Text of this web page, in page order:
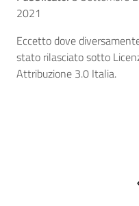
2021
Eccetto dove
stato rilasciato sotto
Attribuzione 3.0 Italia.
Pagina